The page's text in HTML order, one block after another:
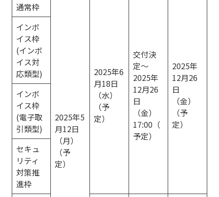
通常枠
2025年5
月12日
（月）
（予
定）
2025年6
月18日
（水）
（予
定）
交付決
定～
2025年
12月26
日
（金）
17:00（
予定）
2025年
12月26
日
（金）
（予
定）
インボ
イス枠
(インボ
イス対
応類型)
インボ
イス枠
(電子取
引類型)
セキュ
リティ
対策推
進枠